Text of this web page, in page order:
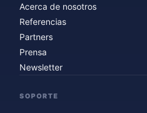
Acerca de nosotros
Referencias
Partners
Prensa
Newsletter
SOPORTE